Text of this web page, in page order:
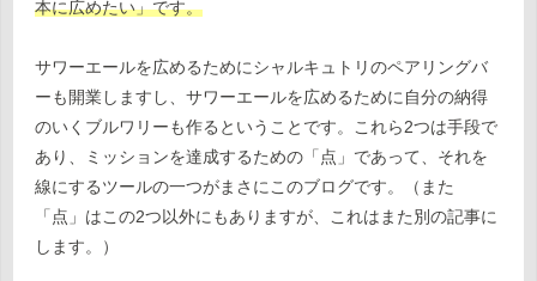
本に広めたい」です。
サワーエールを広めるためにシャルキュトリのペアリングバ
ーも開業しますし、サワーエールを広めるために自分の納得
のいくブルワリーも作るということです。これら2つは手段で
あり、ミッションを達成するための「点」であって、それを
線にするツールの一つがまさにこのブログです。（また
「点」はこの2つ以外にもありますが、これはまた別の記事に
します。）